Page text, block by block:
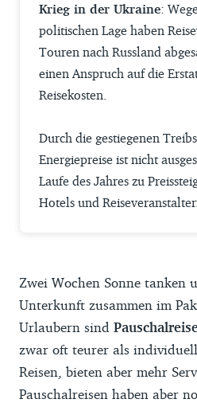
Krieg in der Ukraine:
politischen Lage haben
Touren nach Russland
einen Anspruch auf die
Reisekosten.
Durch die gestiegenen
Energiepreise ist nicht
Laufe des Jahres zu
Hotels und
Zwei Wochen Sonne tanken
Unterkunft zusammen im
Urlaubern sind
zwar oft teurer als
Reisen, bieten aber mehr
Pauschalreisen haben aber